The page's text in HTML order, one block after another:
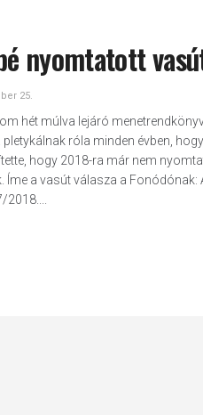
nyomtatott
25.
hét múlva lejáró
róla minden évben,
hogy 2018-ra már nem
Íme a vasút válasza a